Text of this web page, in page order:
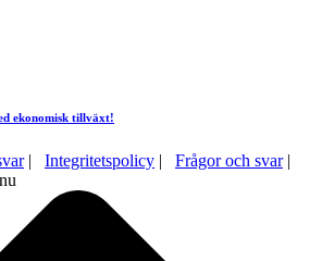
ekonomisk tillväxt!
| Integritetspolicy | Frågor och svar|